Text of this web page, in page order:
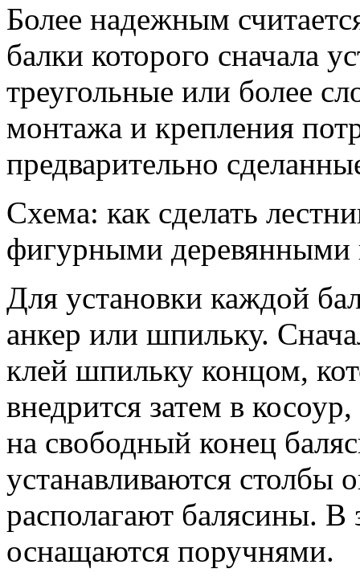
Более надежным
балки которого сначала
треугольные или более
монтажа и крепления
предварительно
Схема: как сделать
фигурными деревянными
Для установки каждой
анкер или шпильку.
клей шпильку концом,
внедрится затем в
на свободный конец
устанавливаются
располагают балясины.
оснащаются поручнями.